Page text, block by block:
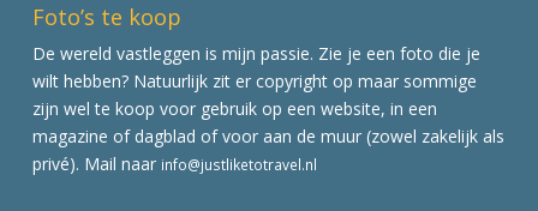
Foto’s te koop
De wereld vastleggen is mijn passie. Zie je een foto die je
wilt hebben? Natuurlijk zit er copyright op maar sommige
zijn wel te koop voor gebruik op een website, in een
magazine of dagblad of voor aan de muur (zowel zakelijk als
privé). Mail naar info@justliketotravel.nl